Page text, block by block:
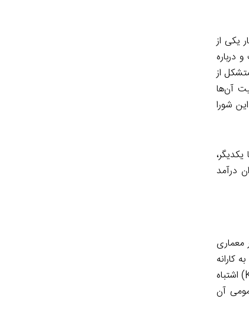
یکی از
از
آن‌ها
شورا
درآمد
کارانه
پزشکان و یا اعطای بودجه مابه‌ازای افراد بستری‌شده در بیمارستان‌ها ناشی از انتخاب «شاخص عملکرد کلیدی» (Key Performance Indicator) اشتباه
آن